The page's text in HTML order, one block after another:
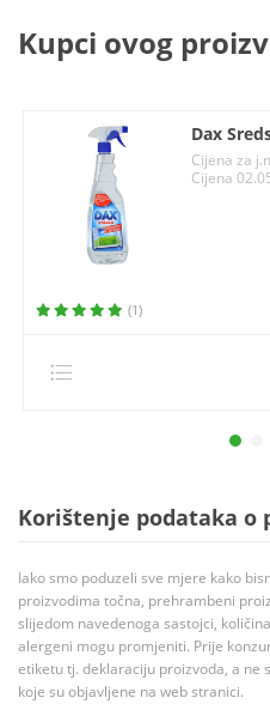
Kupci ovog
Dax
Cijena za
Cijena
(1)
Korištenje podataka o
Iako smo poduzeli sve mjere kako
proizvodima točna, prehrambeni
slijedom navedenoga sastojci,
alergeni mogu promjeniti. Prije
etiketu tj. deklaraciju proizvoda, a ne
koje su objavljene na web stranici.